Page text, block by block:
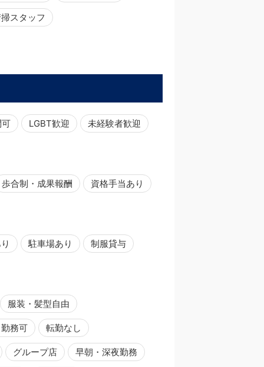
スタッフ
LGBT歓迎 未経験者歓迎
歩合制・成果報酬 資格手当あり
駐車場あり 制服貸与
服装・髪型自由
務可 転勤なし
グループ店 早朝・深夜勤務